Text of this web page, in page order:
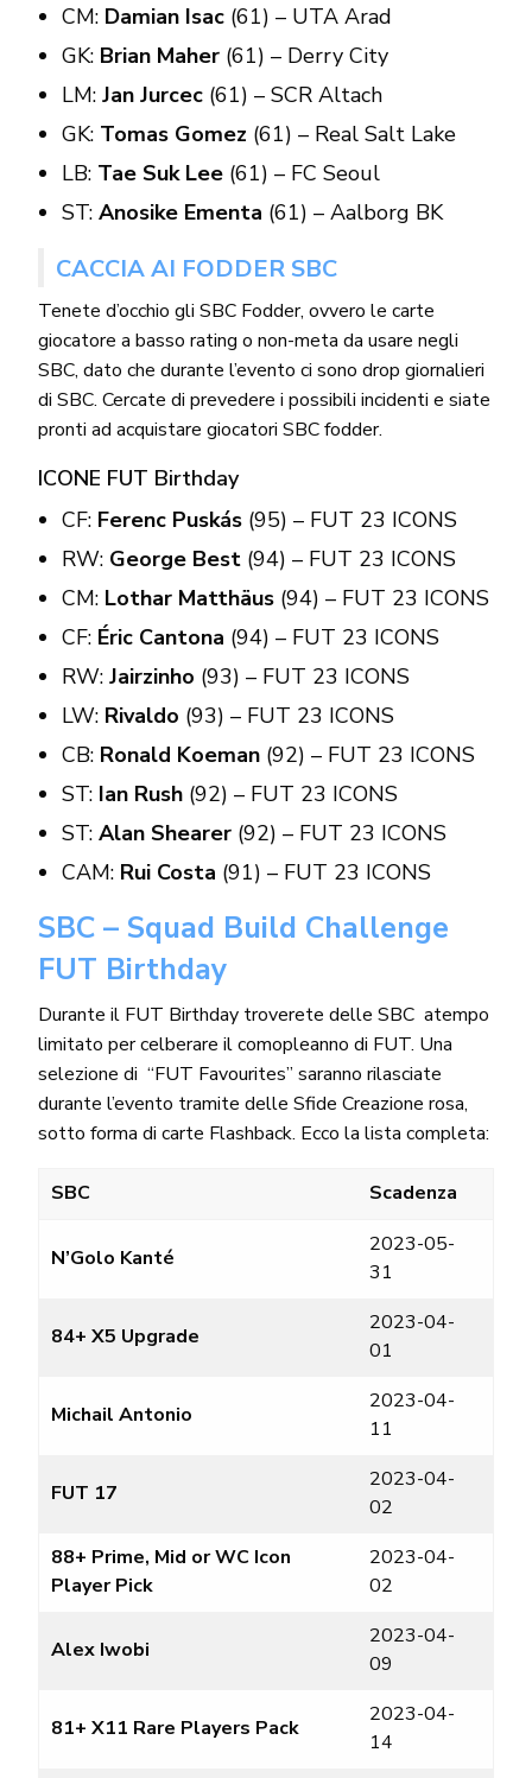
CM: Damian Isac(61) – UTA Arad
GK: Brian Maher(61) – Derry City
LM: Jan Jurcec(61) – SCR Altach
GK: Tomas Gomez (61) – Real Salt Lake
LB: Tae Suk Lee(61) – FC Seoul
ST: Anosike Ementa (61) – Aalborg BK
CACCIA AI FODDER SBC
Tenete d’occhio gli SBC Fodder, ovvero le carte
giocatore a basso rating o non-meta da usare negli
SBC, dato che durante l’evento ci sono drop giornalieri
di SBC. Cercate di prevedere i possibili incidenti e siate
pronti ad acquistare giocatori SBC fodder.
ICONE FUT Birthday
CF: Ferenc Puskás(95) – FUT 23 ICONS
RW: George Best(94) – FUT 23 ICONS
CM: Lothar Matthäus(94) – FUT 23 ICONS
CF: Éric Cantona (94) – FUT 23 ICONS
RW: Jairzinho (93) – FUT 23 ICONS
LW: Rivaldo (93) – FUT 23 ICONS
CB: Ronald Koeman(92) – FUT 23 ICONS
ST: Ian Rush(92) – FUT 23 ICONS
ST: Alan Shearer(92) – FUT 23 ICONS
CAM: Rui Costa (91) – FUT 23 ICONS
SBC – Squad Build Challenge
FUT Birthday
Durante il FUT Birthday troverete delle SBC atempo
limitato per celberare il comopleanno di FUT. Una
selezione di “FUT Favourites” saranno rilasciate
durante l’evento tramite delle Sfide Creazione rosa,
sotto forma di carte Flashback. Ecco la lista completa:
SBC Scadenza
N’Golo Kanté
2023-05-
31
84+ X5 Upgrade
2023-04-
01
Michail Antonio
2023-04-
11
FUT 17
2023-04-
02
88+ Prime, Mid or WC Icon
Player Pick
2023-04-
02
Alex Iwobi
2023-04-
09
81+ X11 Rare Players Pack
2023-04-
14